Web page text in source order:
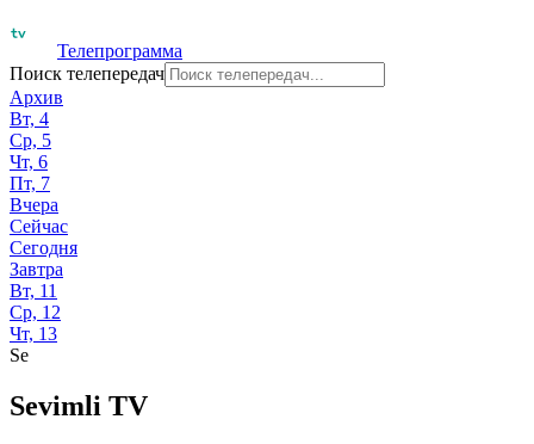
Телепрограмма
Поиск телепередач
Архив
Вт, 4
Ср, 5
Чт, 6
Пт, 7
Вчера
Сейчас
Сегодня
Завтра
Вт, 11
Ср, 12
Чт, 13
Se
Sevimli TV